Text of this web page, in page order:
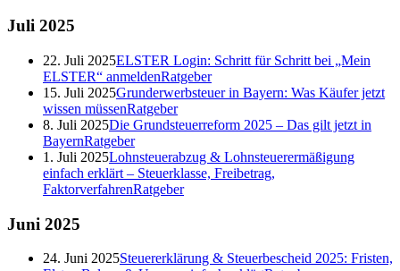
Juli 2025
22. Juli 2025ELSTER Login: Schritt für Schritt bei „Mein
ELSTER“ anmeldenRatgeber
15. Juli 2025Grunderwerbsteuer in Bayern: Was Käufer jetzt
wissen müssenRatgeber
8. Juli 2025Die Grundsteuerreform 2025 – Das gilt jetzt in
BayernRatgeber
1. Juli 2025Lohnsteuerabzug & Lohnsteuerermäßigung
einfach erklärt – Steuerklasse, Freibetrag,
FaktorverfahrenRatgeber
Juni 2025
24. Juni 2025Steuererklärung & Steuerbescheid 2025: Fristen,